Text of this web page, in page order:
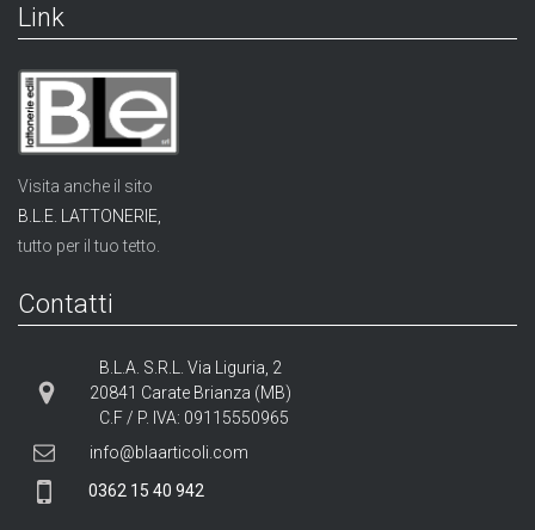
Link
Visita anche il sito
B.L.E. LATTONERIE,
tutto per il tuo tetto.
Contatti
B.L.A. S.R.L. Via Liguria, 2
20841 Carate Brianza (MB)
C.F / P. IVA: 09115550965
info@blaarticoli.com
0362 15 40 942